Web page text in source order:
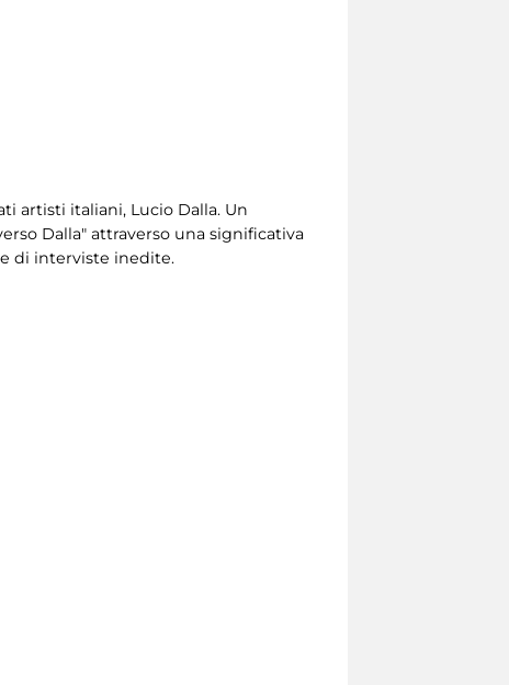
artisti italiani, Lucio Dalla. Un
Dalla" attraverso una significativa
di interviste inedite.